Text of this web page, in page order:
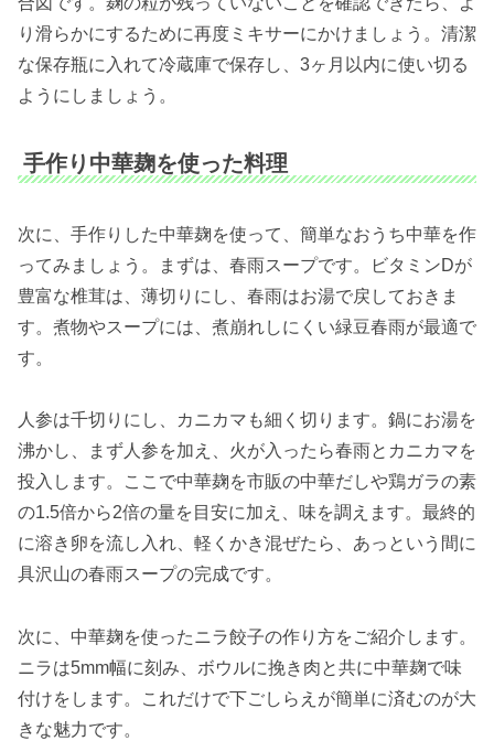
り滑らかにするために再度ミキサーにかけましょう。清潔
な保存瓶に入れて冷蔵庫で保存し、3ヶ月以内に使い切る
ようにしましょう。
手作り中華麹を使った料理
次に、手作りした中華麹を使って、簡単なおうち中華を作
ってみましょう。まずは、春雨スープです。ビタミンDが
豊富な椎茸は、薄切りにし、春雨はお湯で戻しておきま
す。煮物やスープには、煮崩れしにくい緑豆春雨が最適で
す。
人参は千切りにし、カニカマも細く切ります。鍋にお湯を
沸かし、まず人参を加え、火が入ったら春雨とカニカマを
投入します。ここで中華麹を市販の中華だしや鶏ガラの素
の1.5倍から2倍の量を目安に加え、味を調えます。最終的
に溶き卵を流し入れ、軽くかき混ぜたら、あっという間に
具沢山の春雨スープの完成です。
次に、中華麹を使ったニラ餃子の作り方をご紹介します。
ニラは5mm幅に刻み、ボウルに挽き肉と共に中華麹で味
付けをします。これだけで下ごしらえが簡単に済むのが大
きな魅力です。